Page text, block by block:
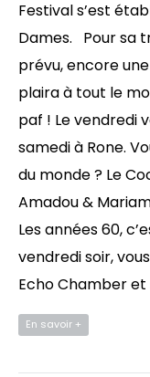
Festival s’est
Dames. Pour sa
prévu, encore
plaira à tout le
paf ! Le vendredi
samedi à Rone.
du monde ? Le
Amadou &
Les années 60,
vendredi soir,
Echo Chamber
En savoir +